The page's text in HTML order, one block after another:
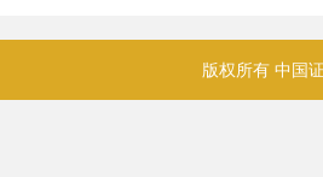
版权所有 中